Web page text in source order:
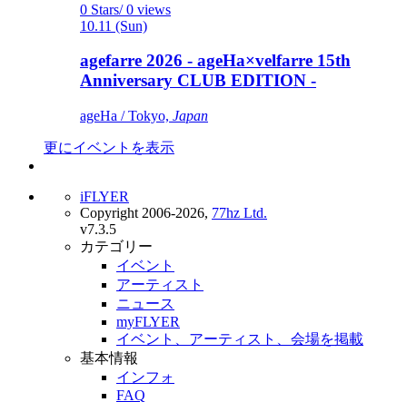
0 Stars/ 0 views
10.11 (Sun)
agefarre 2026 - ageHa×velfarre 15th
Anniversary CLUB EDITION -
ageHa / Tokyo, Japan
更にイベントを表示
iFLYER
Copyright 2006-2026, 77hz Ltd.
v7.3.5
カテゴリー
イベント
アーティスト
ニュース
myFLYER
イベント、アーティスト、会場を掲載
基本情報
インフォ
FAQ